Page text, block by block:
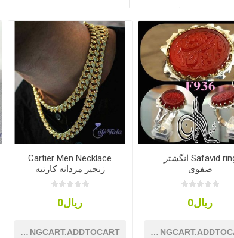
Safavid ring انگشتر
صفوی
ریال0
Cartier Men Necklace
زنجیر مردانه کارتیه
ریال0
SHOPPINGCART.ADDTOCART